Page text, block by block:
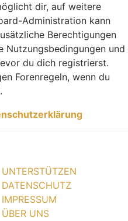
dir, auf weitere
Administration kann
Berechtigungen
Nutzungsbedingungen und
du dich registrierst.
Forenregeln, wenn du
UNTERSTÜTZEN
DATENSCHUTZ
IMPRESSUM
ÜBER UNS